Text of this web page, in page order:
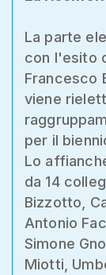
La parte
con l'esito
Francesco
viene
per il
Lo
da 14
Bizzotto,
Antonio
Simone
Miotti,